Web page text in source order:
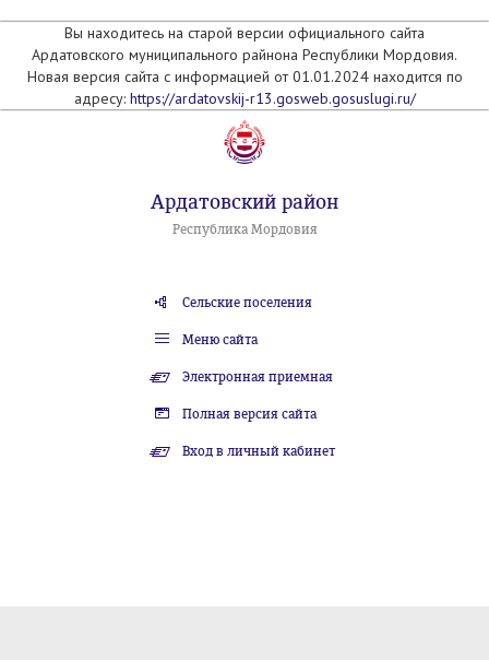
Вы находитесь на старой версии официального сайта
Ардатовского муниципального райнона Республики Мордовия.
Новая версия сайта с информацией от 01.01.2024 находится по
адресу: https://ardatovskij-r13.gosweb.gosuslugi.ru/
Ардатовский район
Республика Мордовия
Сельские поселения
Меню сайта
Электронная приемная
Полная версия сайта
Вход в личный кабинет